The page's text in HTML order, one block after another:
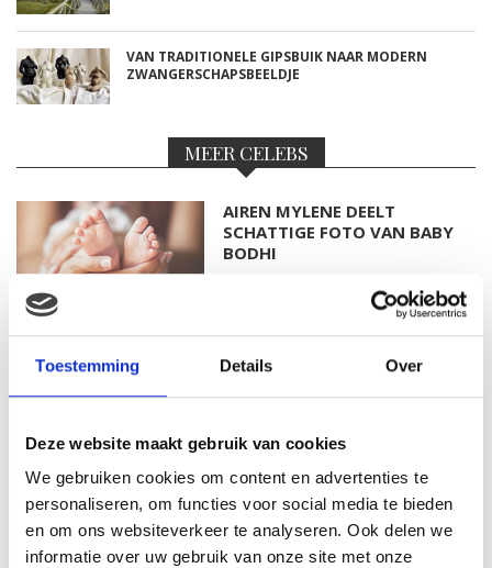
Toestemming Details Over
Deze website maakt gebruik van cookies
We gebruiken cookies om content en advertenties te
personaliseren, om functies voor social media te bieden
en om ons websiteverkeer te analyseren. Ook delen we
informatie over uw gebruik van onze site met onze
VAN TRADITIONELE GIPSBUIK NAAR MODERN
ZWANGERSCHAPSBEELDJE
MEER CELEBS
AIREN MYLENE DEELT
SCHATTIGE FOTO VAN BABY
BODHI
FOTO: SAAR KONINGSBERGER
MET DOCHTERTJE SCOTTIE
KIM KÖTTER DEELT PRACHTIGE
GEZINSFOTO MET HAAR
MANNEN